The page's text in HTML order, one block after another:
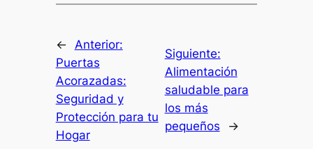
← Anterior:
Puertas
Acorazadas:
Seguridad y
Protección para tu
Hogar
Siguiente:
Alimentación
saludable para
los más
pequeños
→